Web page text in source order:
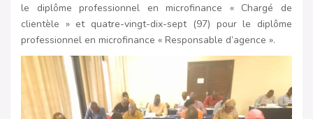
le diplôme professionnel en microfinance « Chargé de
clientèle » et quatre-vingt-dix-sept (97) pour le diplôme
professionnel en microfinance « Responsable d’agence ».